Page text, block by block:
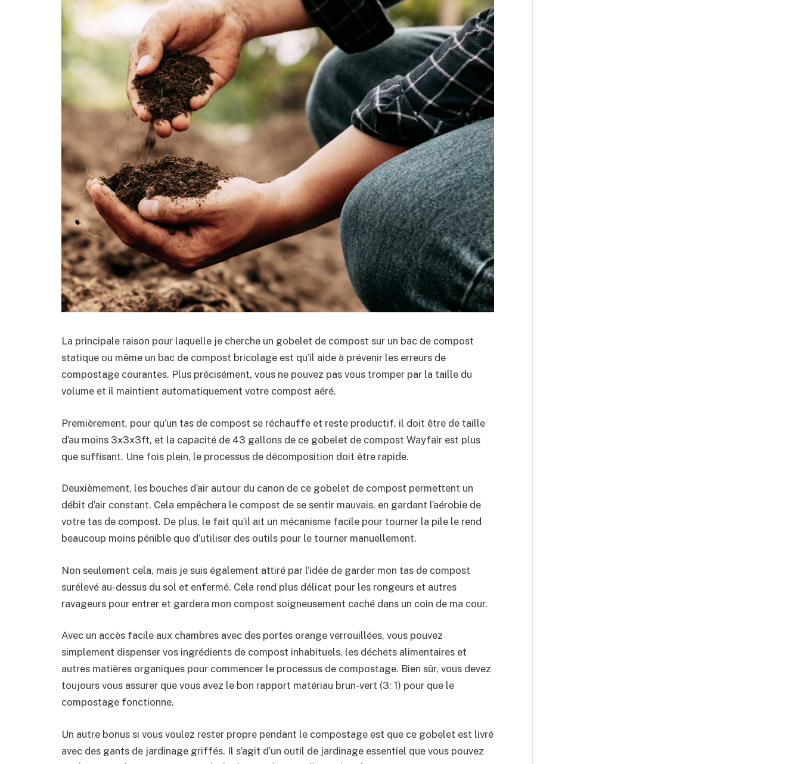
La principale raison pour laquelle je cherche un gobelet de compost sur un bac de compost
statique ou même un bac de compost bricolage est qu’il aide à prévenir les erreurs de
compostage courantes. Plus précisément, vous ne pouvez pas vous tromper par la taille du
volume et il maintient automatiquement votre compost aéré.
Premièrement, pour qu’un tas de compost se réchauffe et reste productif, il doit être de taille
d’au moins 3x3x3ft, et la capacité de 43 gallons de ce gobelet de compost Wayfair est plus
que suffisant. Une fois plein, le processus de décomposition doit être rapide.
Deuxièmement, les bouches d’air autour du canon de ce gobelet de compost permettent un
débit d’air constant. Cela empêchera le compost de se sentir mauvais, en gardant l’aérobie de
votre tas de compost. De plus, le fait qu’il ait un mécanisme facile pour tourner la pile le rend
beaucoup moins pénible que d’utiliser des outils pour le tourner manuellement.
Non seulement cela, mais je suis également attiré par l’idée de garder mon tas de compost
surélevé au-dessus du sol et enfermé. Cela rend plus délicat pour les rongeurs et autres
ravageurs pour entrer et gardera mon compost soigneusement caché dans un coin de ma cour.
Avec un accès facile aux chambres avec des portes orange verrouillées, vous pouvez
simplement dispenser vos ingrédients de compost inhabituels, les déchets alimentaires et
autres matières organiques pour commencer le processus de compostage. Bien sûr, vous devez
toujours vous assurer que vous avez le bon rapport matériau brun-vert (3: 1) pour que le
compostage fonctionne.
Un autre bonus si vous voulez rester propre pendant le compostage est que ce gobelet est livré
avec des gants de jardinage griffés. Il s’agit d’un outil de jardinage essentiel que vous pouvez